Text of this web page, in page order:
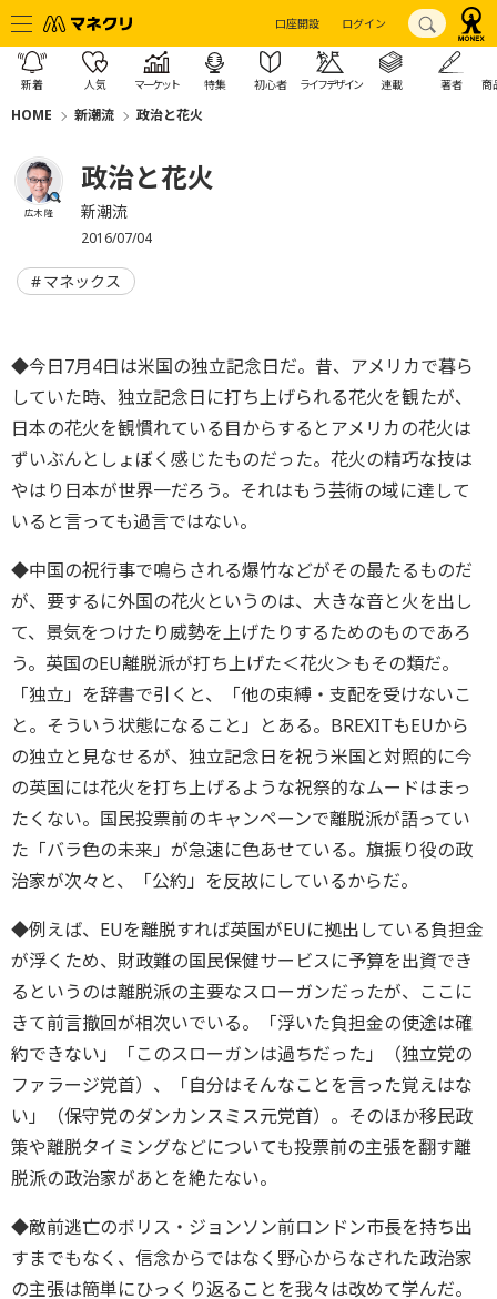
口座開設 ログイン
新着 人気 マーケット 特集 初心者 ライフデザイン 連載 著者 商
HOME 新潮流 政治と花火
広木 隆
政治と花火
新潮流
2016/07/04
マネックス
◆今日7月4日は米国の独立記念日だ。昔、アメリカで暮ら
していた時、独立記念日に打ち上げられる花火を観たが、
日本の花火を観慣れている目からするとアメリカの花火は
ずいぶんとしょぼく感じたものだった。花火の精巧な技は
やはり日本が世界一だろう。それはもう芸術の域に達して
いると言っても過言ではない。
◆中国の祝行事で鳴らされる爆竹などがその最たるものだ
が、要するに外国の花火というのは、大きな音と火を出し
て、景気をつけたり威勢を上げたりするためのものであろ
う。英国のEU離脱派が打ち上げた＜花火＞もその類だ。
「独立」を辞書で引くと、「他の束縛・支配を受けないこ
と。そういう状態になること」とある。BREXITもEUから
の独立と見なせるが、独立記念日を祝う米国と対照的に今
の英国には花火を打ち上げるような祝祭的なムードはまっ
たくない。国民投票前のキャンペーンで離脱派が語ってい
た「バラ色の未来」が急速に色あせている。旗振り役の政
治家が次々と、「公約」を反故にしているからだ。
◆例えば、EUを離脱すれば英国がEUに拠出している負担金
が浮くため、財政難の国民保健サービスに予算を出資でき
るというのは離脱派の主要なスローガンだったが、ここに
きて前言撤回が相次いでいる。「浮いた負担金の使途は確
約できない」「このスローガンは過ちだった」（独立党の
ファラージ党首）、「自分はそんなことを言った覚えはな
い」（保守党のダンカンスミス元党首）。そのほか移民政
策や離脱タイミングなどについても投票前の主張を翻す離
脱派の政治家があとを絶たない。
◆敵前逃亡のボリス・ジョンソン前ロンドン市長を持ち出
すまでもなく、信念からではなく野心からなされた政治家
の主張は簡単にひっくり返ることを我々は改めて学んだ。